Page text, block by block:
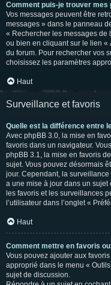
Comment puis-je trouver
Vos messages peuvent être
messages » dans le panneau
« Rechercher les messages de
ou bien en cliquant sur le lien «
du forum. Pour rechercher vos
choisissez les paramètres
Haut
Surveillance et favoris
Quelle est la différence entre
Avec phpBB 3.0, la mise en
favoris dans un navigateur.
phpBB 3.1, la mise en favoris
sujet. Vous pouvez désormais
jour. Cependant, la surveillance
a une mise à jour dans un
les favoris et les surveillances
l’utilisateur dans l’onglet «
Haut
Comment mettre en favoris
Vous pouvez ajouter aux
approprié dans le menu «
sujet de discussion.